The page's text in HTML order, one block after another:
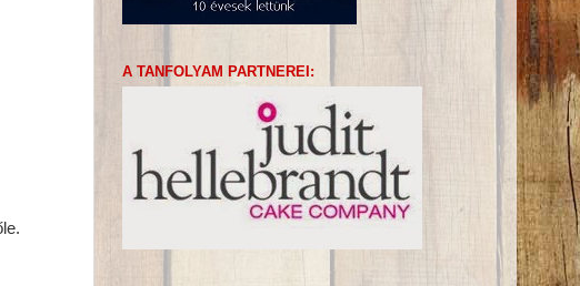
A TANFOLYAM PARTNEREI: